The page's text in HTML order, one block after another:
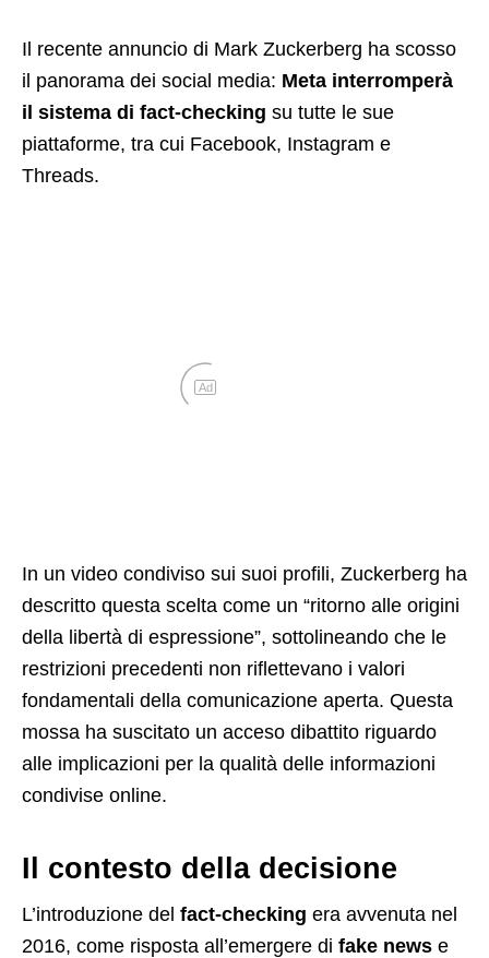
Il recente annuncio di Mark Zuckerberg ha scosso
il panorama dei social media: Meta interromperà
il sistema di fact-checking su tutte le sue
piattaforme, tra cui Facebook, Instagram e
Threads.
Ad
In un video condiviso sui suoi profili, Zuckerberg ha
descritto questa scelta come un “ritorno alle origini
della libertà di espressione”, sottolineando che le
restrizioni precedenti non riflettevano i valori
fondamentali della comunicazione aperta. Questa
mossa ha suscitato un acceso dibattito riguardo
alle implicazioni per la qualità delle informazioni
condivise online.
Il contesto della decisione
L’introduzione del fact-checking era avvenuta nel
2016, come risposta all’emergere di fake news e